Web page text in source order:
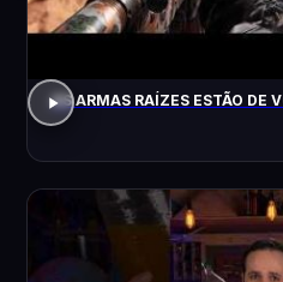
AS ARMAS RAÍZES ESTÃO DE